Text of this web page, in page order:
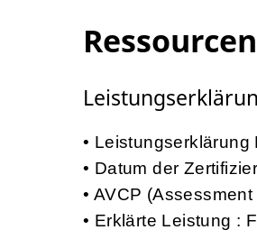
Ressourcen
Leistungserklärung
Datum der
AVCP
Erklärte Leistung : F